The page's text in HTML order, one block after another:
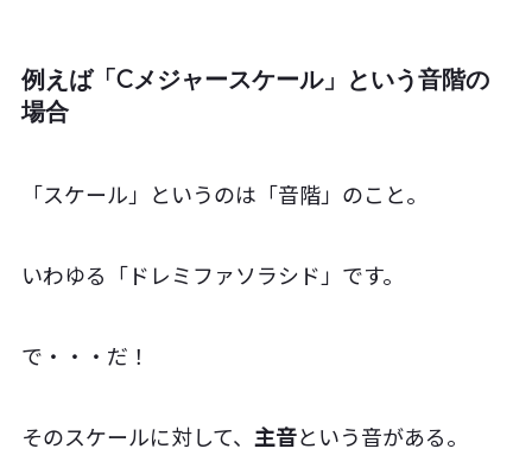
例えば「Cメジャースケール」という音階の
場合
「スケール」というのは「音階」のこと。
いわゆる「ドレミファソラシド」です。
で・・・だ！
そのスケールに対して、 主音という音がある。